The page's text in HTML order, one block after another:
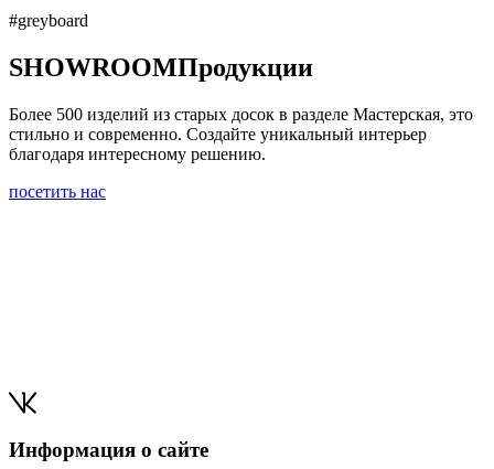
#greyboard
SHOWROOMПродукции
Более 500 изделий из старых досок в разделе Мастерская, это
стильно и современно. Создайте уникальный интерьер
благодаря интересному решению.
посетить нас
Информация о сайте